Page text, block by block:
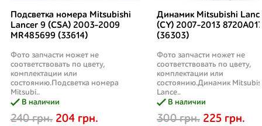
Подсветка номера Mitsubishi
Lancer 9 (CSA) 2003-2009
MR485699 (33614)
Фото запчасти может не
соответствовать по цвету,
комплектации или
состоянию.Подсветка номера
Mitsubi..
В наличии
240 грн. 204 грн.
Динамик Mitsubishi
(CY) 2007-2013
(36303)
Фото запчасти может не
соответствовать по цвету,
комплектации или
состоянию.Динамик
Lance..
В наличии
300 грн. 225 грн.